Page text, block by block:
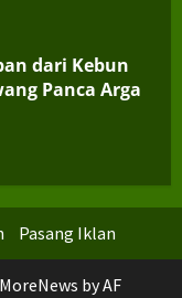
dari Kebun
Panca Arga
Pasang Iklan
MoreNews by AF